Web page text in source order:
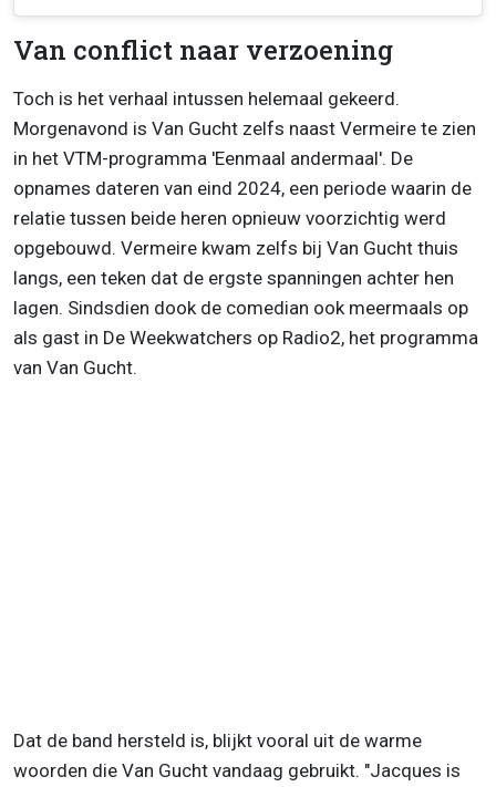
Van conflict naar verzoening
Toch is het verhaal intussen helemaal gekeerd.
Morgenavond is Van Gucht zelfs naast Vermeire te zien
in het VTM-programma 'Eenmaal andermaal'. De
opnames dateren van eind 2024, een periode waarin de
relatie tussen beide heren opnieuw voorzichtig werd
opgebouwd. Vermeire kwam zelfs bij Van Gucht thuis
langs, een teken dat de ergste spanningen achter hen
lagen. Sindsdien dook de comedian ook meermaals op
als gast in De Weekwatchers op Radio2, het programma
van Van Gucht.
Dat de band hersteld is, blijkt vooral uit de warme
woorden die Van Gucht vandaag gebruikt. "Jacques is